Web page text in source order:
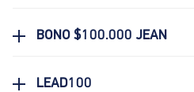
BONO $100.000 JEAN
LEAD100